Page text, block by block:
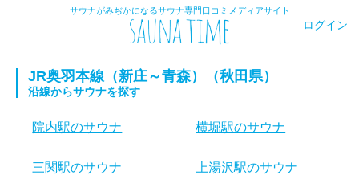
サウナがみぢかになるサウナ専門口コミメディアサイト
ログイン
JR奥羽本線（新庄～青森）（秋田県）
沿線からサウナを探す
院内駅のサウナ 横堀駅のサウナ
三関駅のサウナ 上湯沢駅のサウナ